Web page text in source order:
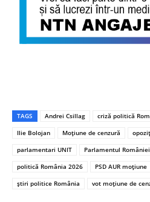
TAGS Andrei Csillag criză politică
Ilie Bolojan
Moțiune de cenzură
parlamentari UNIT
Parlamentul României
politică România 2026
PSD AUR moțiune
știri politice România
vot moțiune de